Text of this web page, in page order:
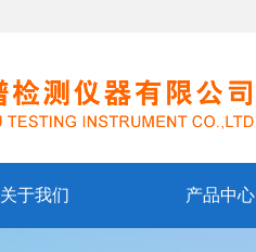
关于我们 产品中心